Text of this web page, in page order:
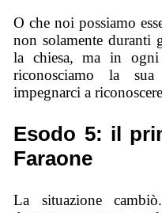
O che noi possiamo
non solamente duranti
la chiesa, ma in
riconosciamo la
impegnarci a
Esodo 5: il
Faraone
La situazione